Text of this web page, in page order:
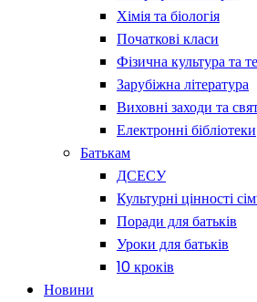
Хімія та біологія
Початкові класи
Фізична культура та
Зарубіжна література
Виховні заходи та
Електронні бібліотеки
Батькам
ДСЕСУ
Культурні цінності
Поради для батьків
Уроки для батьків
10 кроків
Новини